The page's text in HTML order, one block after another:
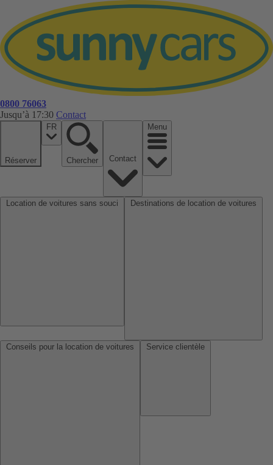
0800 76063
Jusqu’à 17:30 Contact
Réserver
FR
Chercher
Menu